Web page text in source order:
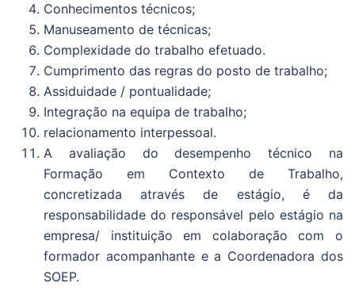
Conhecimentos técnicos;
Manuseamento de técnicas;
Complexidade do trabalho efetuado.
Cumprimento das regras do posto de trabalho;
Assiduidade / pontualidade;
Integração na equipa de trabalho;
relacionamento interpessoal.
A avaliação do desempenho técnico na
Formação em Contexto de Trabalho,
concretizada através de estágio, é da
responsabilidade do responsável pelo estágio na
empresa/ instituição em colaboração com o
formador acompanhante e a Coordenadora dos
SOEP.